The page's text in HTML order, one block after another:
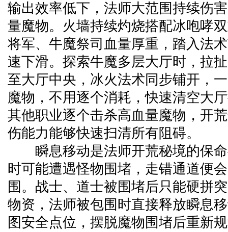
输出效率低下，法师大范围持续伤
量魔物。火墙持续灼烧搭配冰咆哮
将军、牛魔祭司血量厚重，踏入法
速下滑。探索牛魔多层大厅时，拉
至大厅中央，冰火法术同步铺开，
魔物，不用逐个消耗，快速清空大
其他职业逐个击杀高血量魔物，开
伤能力能够快速扫清所有阻碍。
瞬息移动是法师开荒秘境的保命
时可能遭遇怪物围堵，走错通道便
围。战士、道士被围堵后只能硬拼
物资，法师被包围时直接释放瞬息
图安全点位，摆脱魔物围堵后重新